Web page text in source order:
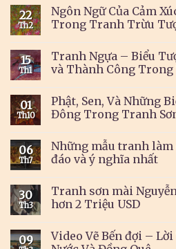
22
Th2
Ngôn Ngữ Của Cảm
Trong Tranh Trừu
15
Th1
Tranh Ngựa – Biểu
và Thành Công
01
Th10
Phật, Sen, Và Những
Đông Trong Tranh
06
Th7
Những mẫu tranh làm
đáo và ý nghĩa nhất
30
Th3
Tranh sơn mài
hơn 2 Triệu USD
09
Video Vẽ Bến đợi –